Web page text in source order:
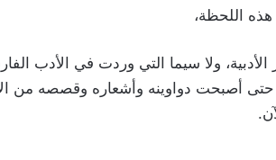
اللحظة،
ولا سيما التي وردت في الأدب
حتى أصبحت دواوينه وأشعاره وقصصه من